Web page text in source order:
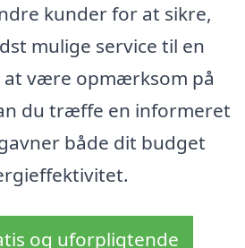
kunder for at sikre,
mulige service til en
at være opmærksom på
du træffe en informeret
både dit budget
og uforpligtende